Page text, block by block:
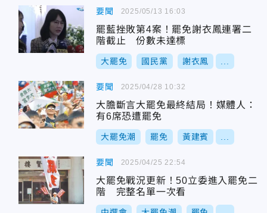
要聞
罷藍挫敗第4案！罷免謝衣鳳連署二
階截止 份數未達標
大罷免 國民黨 謝衣鳳
2025/05/13 16:03
要聞
大膽斷言大罷免最終結局！媒體人：
有6席恐遭罷免
大罷免潮 罷免 黃建賓
2025/04/28 10:32
要聞
大罷免戰況更新！50立委進入罷免二
階 完整名單一次看
2025/04/25 22:54